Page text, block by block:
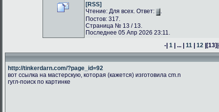
[RSS]
Чтение: Для всех. Ответ:
.
Постов: 317.
Страница № 13 / 13.
Последнее 05 Апр 2026 23:11.
-|1 | ... |11 |12 |[13]
http://tinkerdarn.com/?page_id=92
вот ссылка на мастерскую, которая (кажется) изготовила cm.n
гугл-поиск по картинке